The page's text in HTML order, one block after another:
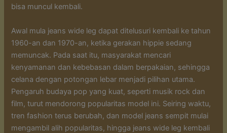
bisa muncul kembali.
Awal mula jeans wide leg dapat ditelusuri kembali ke tahun
1960-an dan 1970-an, ketika gerakan hippie sedang
memuncak. Pada saat itu, masyarakat mencari
kenyamanan dan kebebasan dalam berpakaian, sehingga
celana dengan potongan lebar menjadi pilihan utama.
Pengaruh budaya pop yang kuat, seperti musik rock dan
film, turut mendorong popularitas model ini. Seiring waktu,
tren fashion terus berubah, dan model jeans sempit mulai
mengambil alih popularitas, hingga jeans wide leg kembali